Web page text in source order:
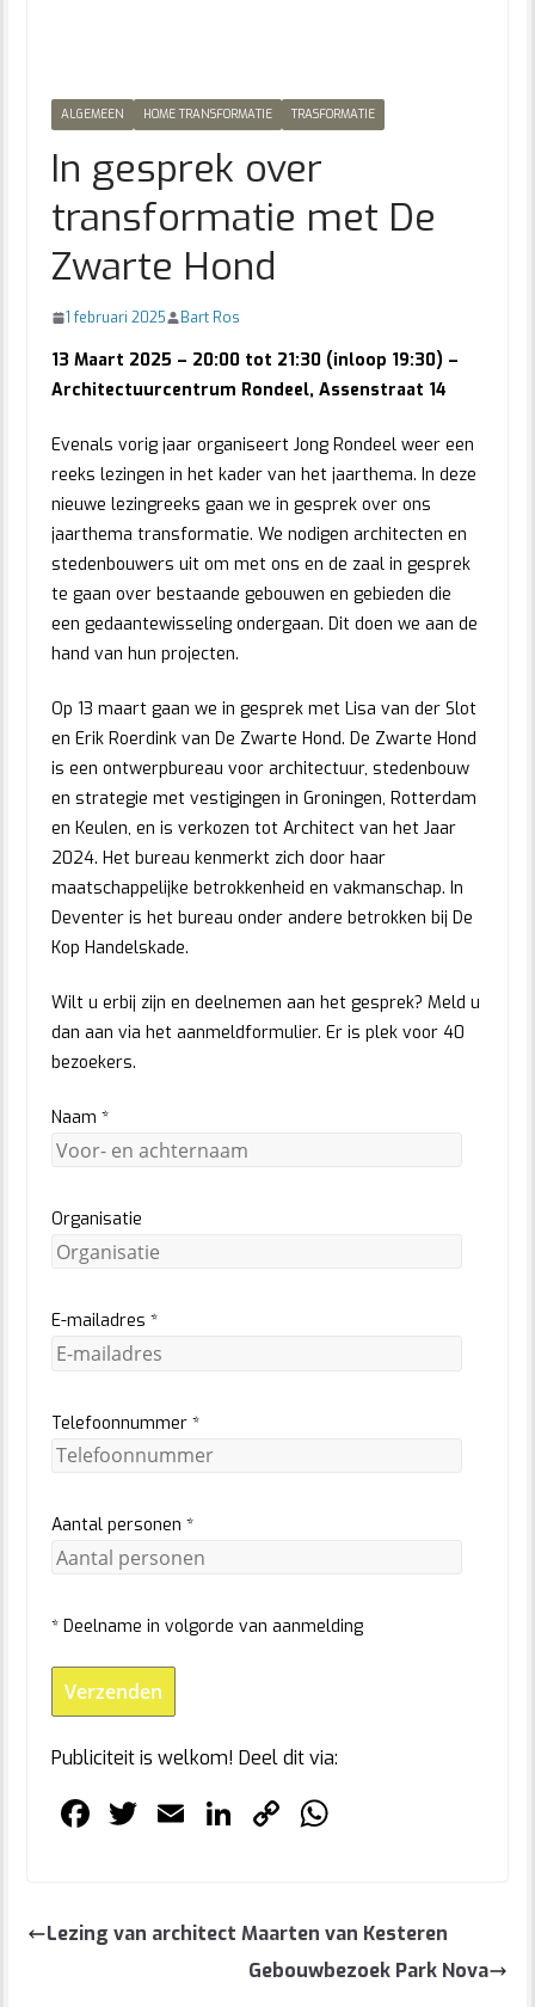
ALGEMEEN HOME TRANSFORMATIE TRASFORMATIE
In gesprek over
transformatie met De
Zwarte Hond
1 februari 2025 Bart Ros
13 Maart 2025 – 20:00 tot 21:30 (inloop 19:30) –
Architectuurcentrum Rondeel, Assenstraat 14
Evenals vorig jaar organiseert Jong Rondeel weer een
reeks lezingen in het kader van het jaarthema. In deze
nieuwe lezingreeks gaan we in gesprek over ons
jaarthema transformatie. We nodigen architecten en
stedenbouwers uit om met ons en de zaal in gesprek
te gaan over bestaande gebouwen en gebieden die
een gedaantewisseling ondergaan. Dit doen we aan de
hand van hun projecten.
Op 13 maart gaan we in gesprek met Lisa van der Slot
en Erik Roerdink van De Zwarte Hond. De Zwarte Hond
is een ontwerpbureau voor architectuur, stedenbouw
en strategie met vestigingen in Groningen, Rotterdam
en Keulen, en is verkozen tot Architect van het Jaar
2024. Het bureau kenmerkt zich door haar
maatschappelijke betrokkenheid en vakmanschap. In
Deventer is het bureau onder andere betrokken bij De
Kop Handelskade.
Wilt u erbij zijn en deelnemen aan het gesprek? Meld u
dan aan via het aanmeldformulier. Er is plek voor 40
bezoekers.
Naam *
Organisatie
E-mailadres *
Telefoonnummer *
Aantal personen *
* Deelname in volgorde van aanmelding
Publiciteit is welkom! Deel dit via:
F
e
T
er
E
l
Li
e
dI
C
y
Li
s
A
Lezing van architect Maarten van Kesteren
Gebouwbezoek Park Nova